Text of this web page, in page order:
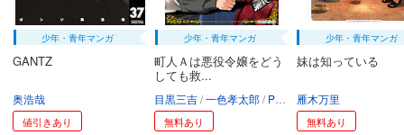
少年・青年マンガ
GANTZ
奥浩哉
値引きあり
少年・青年マンガ
町人Ａは悪役令嬢をどう
しても救...
目黒三吉 一色孝太郎 Parum
無料あり
少年・青年マンガ
妹は知っている
雁木万里
無料あり